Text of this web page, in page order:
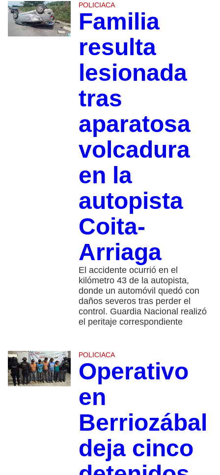
POLICIACA
Familia
resulta
lesionada
tras
aparatosa
volcadura
en la
autopista
Coita-
Arriaga
El accidente ocurrió en el
kilómetro 43 de la autopista,
donde un automóvil quedó con
daños severos tras perder el
control. Guardia Nacional realizó
el peritaje correspondiente
POLICIACA
Operativo
en
Berriozábal
deja cinco